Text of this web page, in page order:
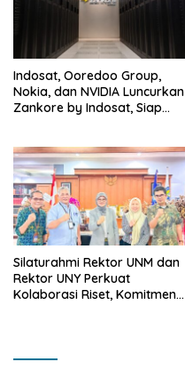
Indosat, Ooredoo Group,
Nokia, dan NVIDIA Luncurkan
Zankore by Indosat, Siap
Infrastruktur AI Terintegerasi
Silaturahmi Rektor UNM dan
Rektor UNY Perkuat
Kolaborasi Riset, Komitmen